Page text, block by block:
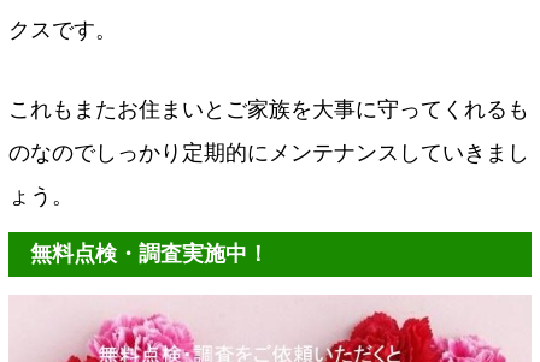
クスです。
これもまたお住まいとご家族を大事に守ってくれるも
のなのでしっかり定期的にメンテナンスしていきまし
ょう。
無料点検・調査実施中！